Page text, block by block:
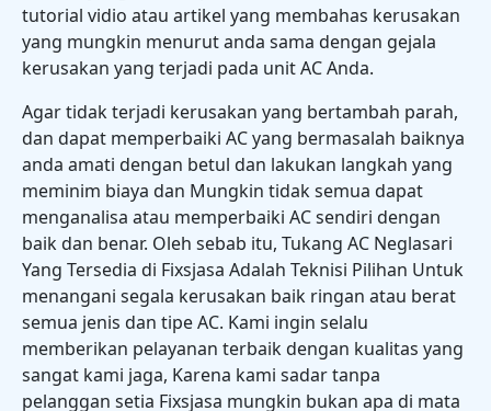
tutorial vidio atau artikel yang membahas kerusakan
yang mungkin menurut anda sama dengan gejala
kerusakan yang terjadi pada unit AC Anda.
Agar tidak terjadi kerusakan yang bertambah parah,
dan dapat memperbaiki AC yang bermasalah baiknya
anda amati dengan betul dan lakukan langkah yang
meminim biaya dan Mungkin tidak semua dapat
menganalisa atau memperbaiki AC sendiri dengan
baik dan benar. Oleh sebab itu, Tukang AC Neglasari
Yang Tersedia di Fixsjasa Adalah Teknisi Pilihan Untuk
menangani segala kerusakan baik ringan atau berat
semua jenis dan tipe AC. Kami ingin selalu
memberikan pelayanan terbaik dengan kualitas yang
sangat kami jaga, Karena kami sadar tanpa
pelanggan setia Fixsjasa mungkin bukan apa di mata